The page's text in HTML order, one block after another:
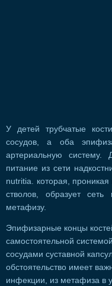
У детей трубчатые
сосудов, а оба
артериальную систему.
питание из сети
nutritia. которая, проникая
стволов, образует
метафизу.
Эпифизарные концы
самостоятельной
сосудами суставной
обстоятельство имеет
инфекции, из метафиза в